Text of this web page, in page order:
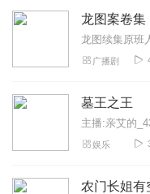
广播剧
墓王之王
主播:亲艾的
娱乐